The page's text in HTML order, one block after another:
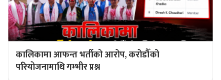
कालिकामा आफन्त भर्तीको आरोप, करोडौँको
परियोजनामाथि गम्भीर प्रश्न